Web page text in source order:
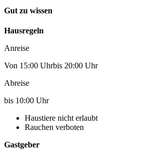
Gut zu wissen
Hausregeln
Anreise
Von 15:00 Uhrbis 20:00 Uhr
Abreise
bis 10:00 Uhr
Haustiere nicht erlaubt
Rauchen verboten
Gastgeber